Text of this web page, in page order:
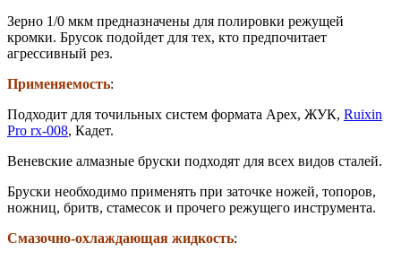
Зерно 1/0 мкм предназначены для полировки режущей
кромки. Брусок подойдет для тех, кто предпочитает
агрессивный рез.
Применяемость:
Подходит для точильных систем формата Apex, ЖУК, Ruixin
Pro rx-008, Кадет.
Веневские алмазные бруски подходят для всех видов сталей.
Бруски необходимо применять при заточке ножей, топоров,
ножниц, бритв, стамесок и прочего режущего инструмента.
Смазочно-охлаждающая жидкость: